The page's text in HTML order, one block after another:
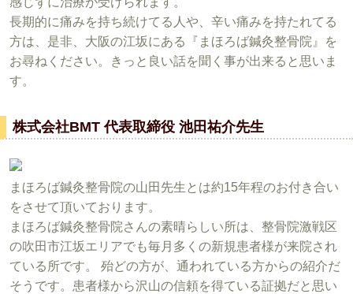
長期的に痛みを持ち続けてる人や、辛い痛みを持たれてる
方は、是非、大阪の江坂にある『まほろば鍼灸整骨院』を
お尋ねください。きっと良い話を聞く事が出来ると思いま
す。
株式会社BMT 代表取締役 池田祐介先生
まほろば鍼灸整骨院の山田先生とは約15年程のお付き合い
をさせて頂いております。
まほろば鍼灸整骨院さんの素晴らしい所は、整骨院激戦区
の吹田市江坂エリアでも毎月多くの新規患者様が来院され
ている所です。 殆どの方が、通われている方からの紹介だ
そうです。患者様から沢山の信頼を得ている証拠だと思い